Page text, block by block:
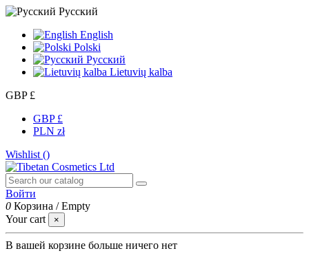
Русский
English
Polski
Русский
Lietuvių kalba
GBP £
GBP £
PLN zł
Wishlist ()
Войти
0 Корзина /Empty
Your cart
×
В вашей корзине больше ничего нет